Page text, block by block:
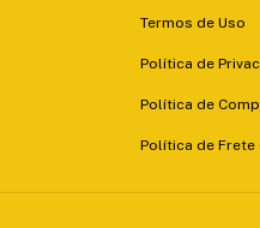
Termos de Uso
Política de
Política de
Política de Frete